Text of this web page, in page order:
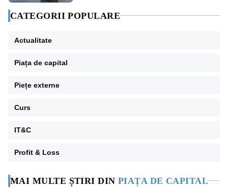
MAI MULTE ȘTIRI DIN PIAȚA DE CAPITAL
CATEGORII POPULARE
Actualitate
Piața de capital
Piețe externe
Curs
IT&C
Profit & Loss